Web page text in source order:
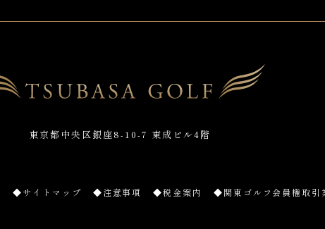
東京都中央区銀座8-10-7 東成ビル4階
◆サイトマップ ◆注意事項 ◆税金案内 ◆関東ゴルフ会員権取引